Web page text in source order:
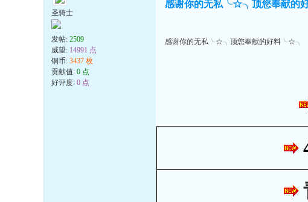
圣骑士
发帖: 2509
威望: 14991 点
铜币: 3437 枚
贡献值: 0 点
好评度: 0 点
感谢你的无私╰☆╮顶您奉献的
感谢你的无私╰☆╮顶您奉献的好料╰☆╮